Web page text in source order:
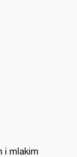
i mlakim